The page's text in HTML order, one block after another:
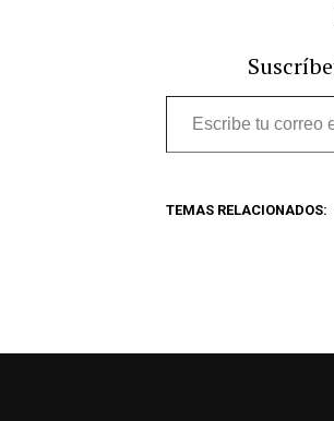
Escribe
tu
electrónico…
TEMAS RELACIONADOS: